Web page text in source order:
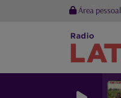
Área pessoal